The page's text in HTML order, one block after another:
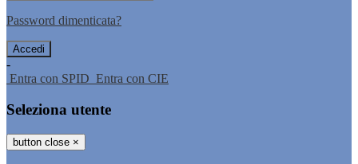
Password dimenticata?
-
Entra con SPID Entra con CIE
Seleziona utente
button close ×